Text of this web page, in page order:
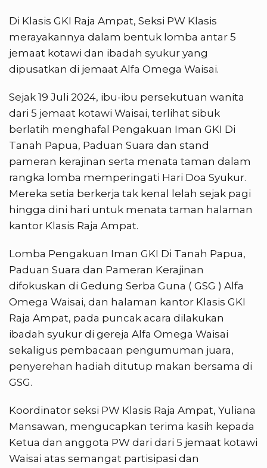
Di Klasis GKI Raja Ampat, Seksi PW Klasis
merayakannya dalam bentuk lomba antar 5
jemaat kotawi dan ibadah syukur yang
dipusatkan di jemaat Alfa Omega Waisai.
Sejak 19 Juli 2024, ibu-ibu persekutuan wanita
dari 5 jemaat kotawi Waisai, terlihat sibuk
berlatih menghafal Pengakuan Iman GKI Di
Tanah Papua, Paduan Suara dan stand
pameran kerajinan serta menata taman dalam
rangka lomba memperingati Hari Doa Syukur.
Mereka setia berkerja tak kenal lelah sejak pagi
hingga dini hari untuk menata taman halaman
kantor Klasis Raja Ampat.
Lomba Pengakuan Iman GKI Di Tanah Papua,
Paduan Suara dan Pameran Kerajinan
difokuskan di Gedung Serba Guna ( GSG ) Alfa
Omega Waisai, dan halaman kantor Klasis GKI
Raja Ampat, pada puncak acara dilakukan
ibadah syukur di gereja Alfa Omega Waisai
sekaligus pembacaan pengumuman juara,
penyerehan hadiah ditutup makan bersama di
GSG.
Koordinator seksi PW Klasis Raja Ampat, Yuliana
Mansawan, mengucapkan terima kasih kepada
Ketua dan anggota PW dari dari 5 jemaat kotawi
Waisai atas semangat partisipasi dan